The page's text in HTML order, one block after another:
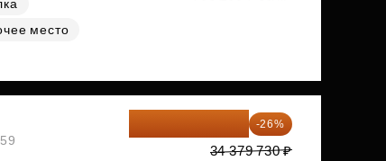
место
-26%
34 379 730 ₽